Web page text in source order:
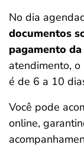
No dia
documentos
pagamento
atendimento,
é de 6 a 10
Você pode
online,